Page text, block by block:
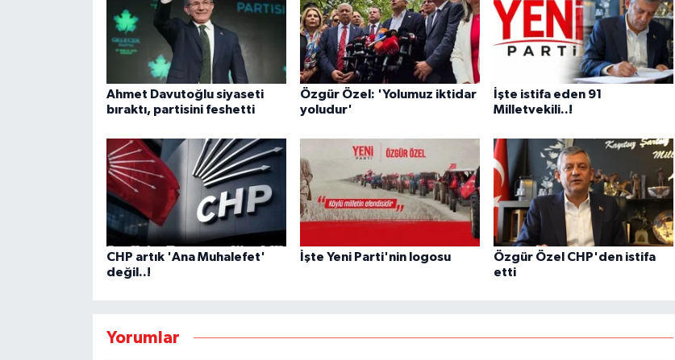
Ahmet Davutoğlu siyaseti
bıraktı, partisini feshetti
Özgür Özel: 'Yolumuz iktidar
yoludur'
İşte istifa eden 91
Milletvekili..!
CHP artık 'Ana Muhalefet'
değil..!
İşte Yeni Parti'nin logosu
Özgür Özel CHP'den istifa
etti
Yorumlar